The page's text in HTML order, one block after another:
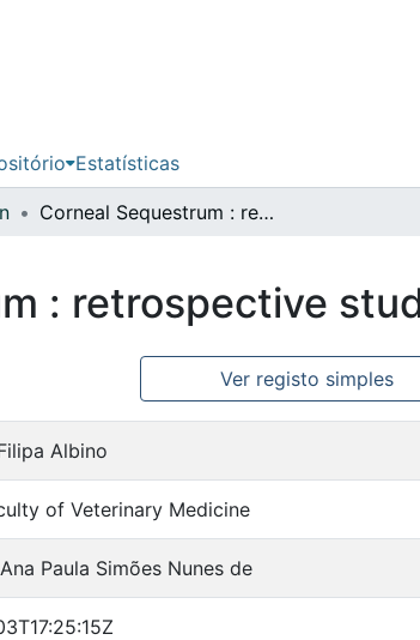
Estatísticas
Corneal Sequestrum : retrospective study of 47 cases
: retrospective
Ver registo simples
Albino
of Veterinary Medicine
Paula Simões Nunes de